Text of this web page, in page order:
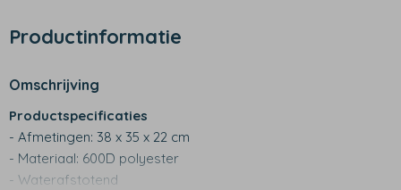
Productinformatie
Omschrijving
Productspecificaties
- Afmetingen: 38 x 35 x 22 cm
- Materiaal: 600D polyester
- Waterafstotend